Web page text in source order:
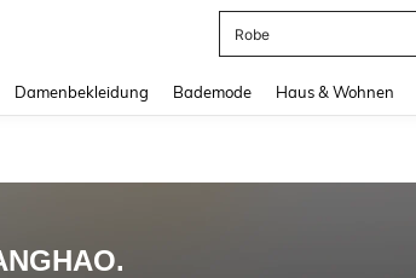
Robe
Damenbekleidung Bademode Haus & Wohnen